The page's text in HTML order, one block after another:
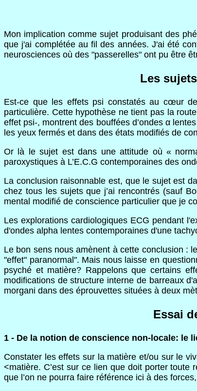
Mon implication comme sujet produisant des
que j'ai complétée au fil des années. J'ai été
neurosciences où des "passerelles" ont pu être
Les
Est-ce que les effets psi constatés au cœur
particulière. Cette hypothèse ne tient pas la
effet psi-, montrent des bouffées d’ondes α
les yeux fermés et dans des états modifiés de
Or là le sujet est dans une attitude où «
paroxystiques à L’E.C.G contemporaines des
La conclusion raisonnable est, que le sujet est
chez tous les sujets que j’ai rencontrés (sauf
mental modifié de conscience particulier que je
Les explorations cardiologiques ECG pendant
d'ondes alpha lentes contemporaines d'une
Le bon sens nous amènent à cette conclusion :
"effet" paranormal". Mais nous laisse en
psyché et matière? Rappelons que certains
modifications de structure interne de barreaux
morgani dans des éprouvettes situées à deux
Essai
1 - De la notion de conscience non-locale: le
Constater les effets sur la matière et/ou sur le
<matière. C’est sur ce lien que doit porter
que l’on ne pourra faire référence ici à des